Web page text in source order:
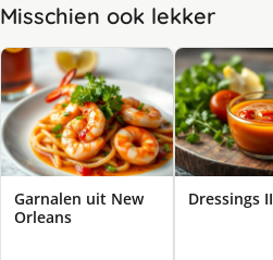
Misschien ook lekker
Garnalen uit New
Orleans
Dressings II